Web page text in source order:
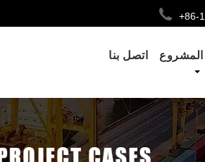
+86-
اتصل بنا